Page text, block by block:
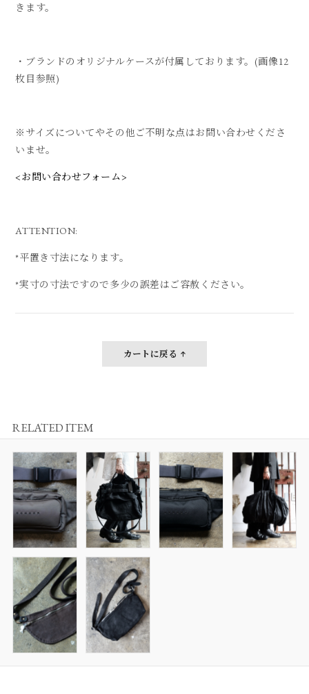
きます。
・ブランドのオリジナルケースが付属しております。(画像12
枚目参照)
※サイズについてやその他ご不明な点はお問い合わせくださ
いませ。
<お問い合わせフォーム>
ATTENTION:
*平置き寸法になります。
*実寸の寸法ですので多少の誤差はご容赦ください。
カートに戻る
RELATED ITEM